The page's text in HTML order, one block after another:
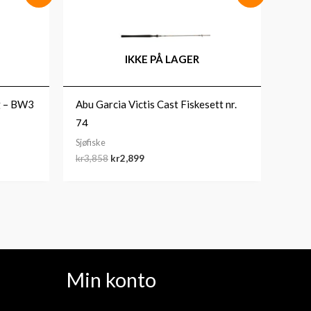
BW3
IKKE PÅ LAGER
Abu Garcia Victis Cast Fiskesett nr.
74
Sjøfiske
kr3,858 kr2,899
Min konto